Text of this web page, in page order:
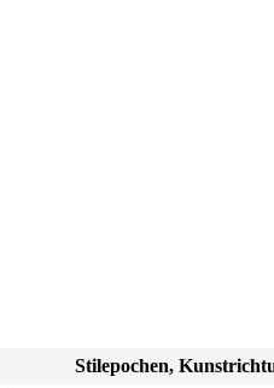
Stilepochen,